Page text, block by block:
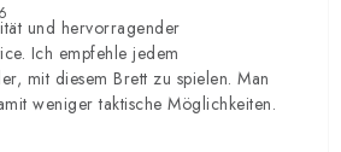
und hervorragender
Ich empfehle jedem
mit diesem Brett zu spielen. Man
weniger taktische Möglichkeiten.